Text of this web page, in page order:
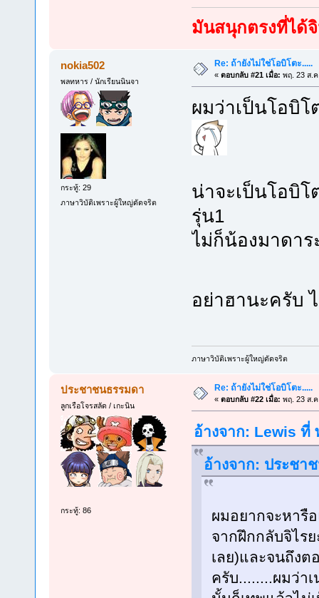
มันสนุกตรงที่ได้
nokia502
พลทหาร / นักเรียนนินจา
กระทู้: 29
ภาษาวิบัติเพราะผู้ใหญ่ดัดจริต
Re: ถ้ายังไม่ใช่โอบิโตะ.....
« ตอบกลับ #21 เมื่อ: พฤ. 23 ส.ค
ผมว่าเป็นโอบิโ
น่าจะเป็นโอบิโ
รุ่น1
ไม่ก็น้องมาดาร
อย่าฮานะครับ
ภาษาวิบัติเพราะผู้ใหญ่ดัดจริต
ประชาชนธรรมดา
ลูกเรือโจรสลัด / เกะนิน
กระทู้: 86
Re: ถ้ายังไม่ใช่โอบิโตะ.....
« ตอบกลับ #22 เมื่อ: พฤ. 23 ส.ค
อ้างจาก: Lewis ที่
อ้างจาก: ประชา
ผมอยากจะหารื
จากฝึกกลับจิไร
เลย)และจนถึงต
ครับ........ผมว่า